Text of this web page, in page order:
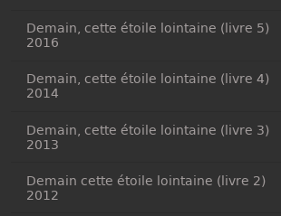
Demain, cette étoile lointaine (livre 5)
2016
Demain, cette étoile lointaine (livre 4)
2014
Demain, cette étoile lointaine (livre 3)
2013
Demain cette étoile lointaine (livre 2)
2012